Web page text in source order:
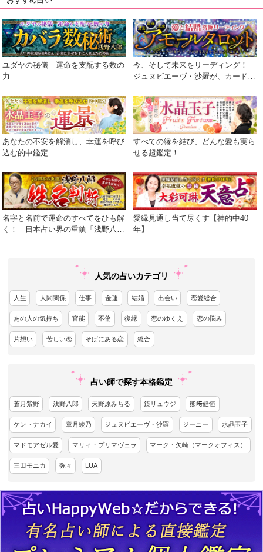
ユダヤの秘儀 運命を支配する数の
力
今、そして未来をリーディング！
ジュヌビエーヴ・沙羅が、カードが
あなたの不安を解消し、幸運を呼び
込む的中鑑定
すべての縁を結び、どんな愛も実ら
せる超鑑定！
名字と名前で運命のすべてをひも解
く！ 日本占い界の重鎮「浅野八
愛縁見通し当て尽くす【神的中40
年】
人気の占いカテゴリ
人生 人間関係 仕事 金運 結婚 出会い 恋愛総合
あの人の気持ち 官能 不倫 復縁 恋のゆくえ 恋の悩み
片想い 苦しい恋 そばにある恋 総合
占い師で探す本格鑑定
蒼月紫野 浅野八郎 天野原みちる 鏡リュウジ 熊﨑健恒
ケントナカイ 章月綾乃 ジュヌビエーヴ・沙羅 ジーニー 水晶玉子
マドモアゼル愛 マリィ・プリマヴェラ マーク・矢崎（マークオフィス）
三田モニカ 弥々 LUA